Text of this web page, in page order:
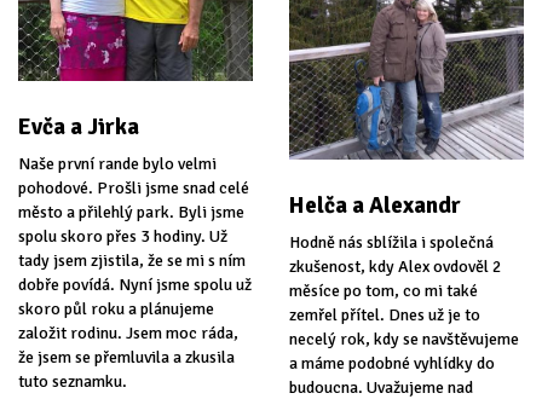
Evča a Jirka
Naše první rande bylo velmi
pohodové. Prošli jsme snad celé
město a přilehlý park. Byli jsme
spolu skoro přes 3 hodiny. Už
tady jsem zjistila, že se mi s ním
dobře povídá. Nyní jsme spolu už
skoro půl roku a plánujeme
založit rodinu. Jsem moc ráda,
že jsem se přemluvila a zkusila
tuto seznamku.
Helča a Alexandr
Hodně nás sblížila i společná
zkušenost, kdy Alex ovdověl 2
měsíce po tom, co mi také
zemřel přítel. Dnes už je to
necelý rok, kdy se navštěvujeme
a máme podobné vyhlídky do
budoucna. Uvažujeme nad